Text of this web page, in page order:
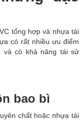
tổng hợp và nhựa tái
có rất nhiều ưu điểm
và có khả năng tái sử
bao bì
chất hoặc nhựa tái